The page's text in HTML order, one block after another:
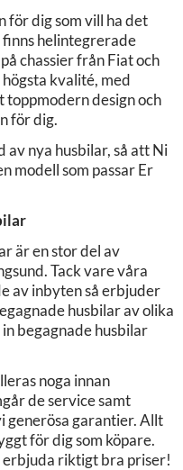
för dig som vill ha det
helintegrerade
chassier från Fiat och
kvalité, med
toppmodern design och
för dig.
av nya husbilar, så att Ni
modell som passar Er
är en stor del av
Tack vare våra
av inbyten så erbjuder
husbilar av olika
begagnade husbilar
noga innan
de service samt
generösa garantier. Allt
för dig som köpare.
riktigt bra priser!